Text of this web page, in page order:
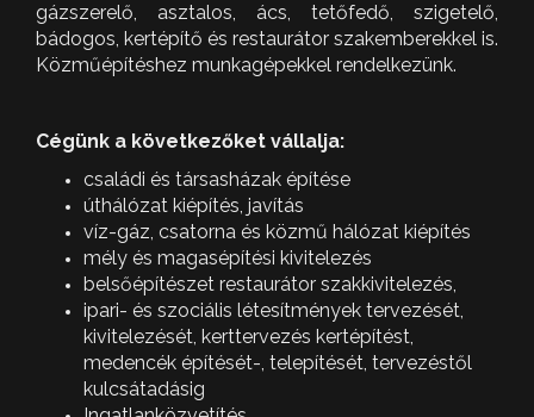
gázszerelő, asztalos, ács, tetőfedő, szigetelő,
bádogos, kertépítő és restaurátor szakemberekkel is.
Közműépítéshez munkagépekkel rendelkezünk.
Cégünk a következőket vállalja:
családi és társasházak építése
úthálózat kiépítés, javítás
víz-gáz, csatorna és közmű hálózat kiépítés
mély és magasépítési kivitelezés
belsőépítészet restaurátor szakkivitelezés,
ipari- és szociális létesítmények tervezését,
kivitelezését, kerttervezés kertépítést,
medencék építését-, telepítését, tervezéstől
kulcsátadásig